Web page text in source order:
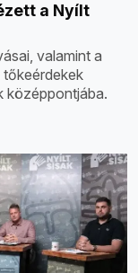
a Nyílt
valamint a
középpontjába.